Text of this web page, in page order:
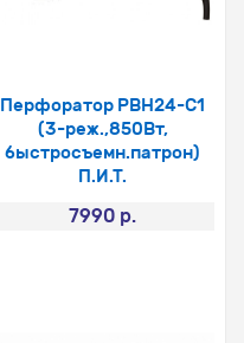
Перфоратор PBH24-С1
(3-реж.,850Вт,
быстросъемн.патрон)
П.И.Т.
7990 р.